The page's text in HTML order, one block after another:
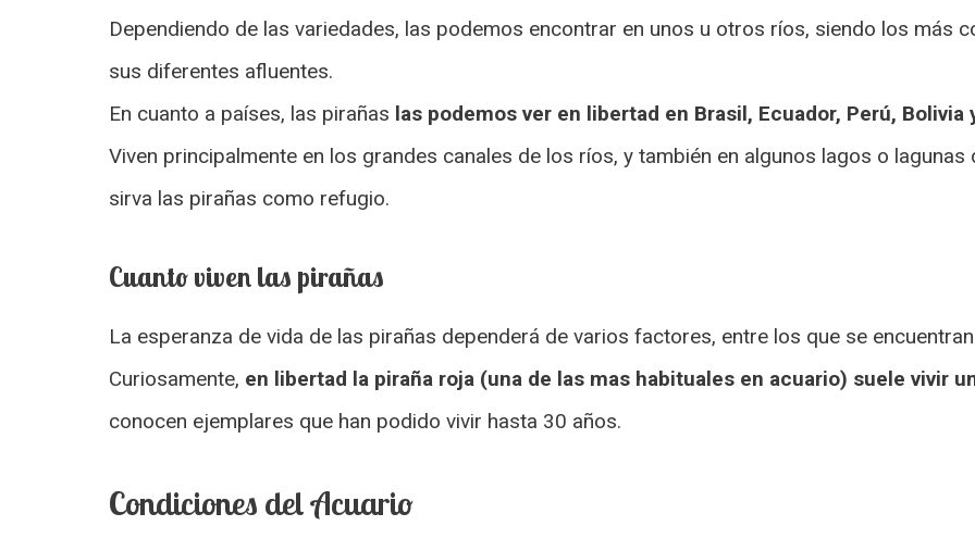
Dependiendo de las variedades, las podemos encontrar en unos u otros ríos, siendo los más
sus diferentes afluentes.
En cuanto a países, las pirañas las podemos ver en libertad en Brasil, Ecuador, Perú, Bolivia
Viven principalmente en los grandes canales de los ríos, y también en algunos lagos o lagunas
sirva las pirañas como refugio.
Cuanto viven las pirañas
La esperanza de vida de las pirañas dependerá de varios factores, entre los que se
Curiosamente, en libertad la piraña roja (una de las mas habituales en acuario) suele vivir
conocen ejemplares que han podido vivir hasta 30 años.
Condiciones del Acuario